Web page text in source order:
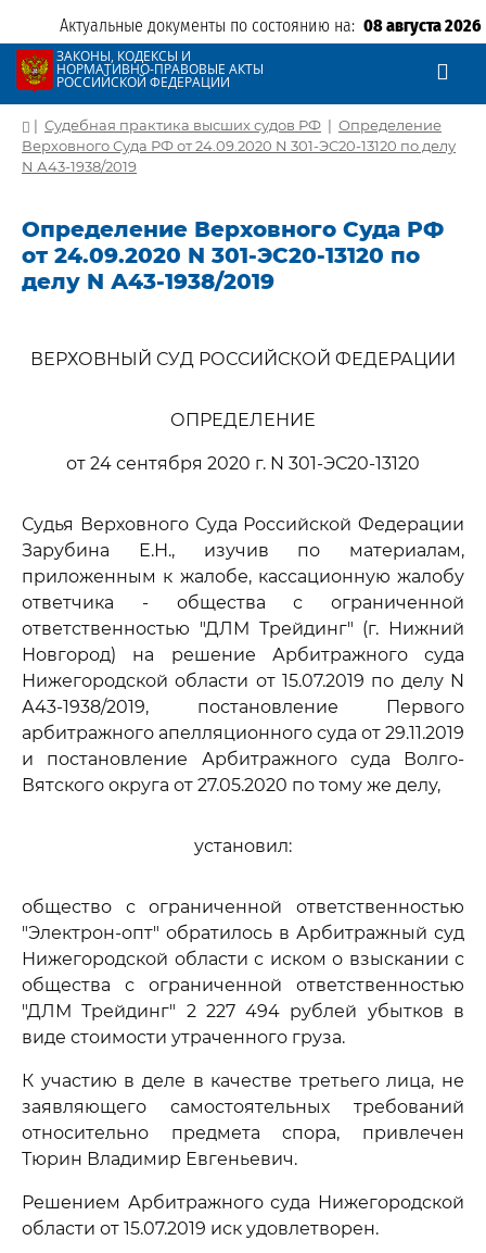
Актуальные документы по состоянию на: 08 августа 2026
ЗАКОНЫ, КОДЕКСЫ И
НОРМАТИВНО-ПРАВОВЫЕ АКТЫ
РОССИЙСКОЙ ФЕДЕРАЦИИ
| Судебная практика высших судов РФ | Определение
Верховного Суда РФ от 24.09.2020 N 301-ЭС20-13120 по делу
N А43-1938/2019
Определение Верховного Суда РФ
от 24.09.2020 N 301-ЭС20-13120 по
делу N А43-1938/2019
ВЕРХОВНЫЙ СУД РОССИЙСКОЙ ФЕДЕРАЦИИ
ОПРЕДЕЛЕНИЕ
от 24 сентября 2020 г. N 301-ЭС20-13120
Судья Верховного Суда Российской Федерации
Зарубина Е.Н., изучив по материалам,
приложенным к жалобе, кассационную жалобу
ответчика - общества с ограниченной
ответственностью "ДЛМ Трейдинг" (г. Нижний
Новгород) на решение Арбитражного суда
Нижегородской области от 15.07.2019 по делу N
А43-1938/2019, постановление Первого
арбитражного апелляционного суда от 29.11.2019
и постановление Арбитражного суда Волго-
Вятского округа от 27.05.2020 по тому же делу,
установил:
общество с ограниченной ответственностью
"Электрон-опт" обратилось в Арбитражный суд
Нижегородской области с иском о взыскании с
общества с ограниченной ответственностью
"ДЛМ Трейдинг" 2 227 494 рублей убытков в
виде стоимости утраченного груза.
К участию в деле в качестве третьего лица, не
заявляющего самостоятельных требований
относительно предмета спора, привлечен
Тюрин Владимир Евгеньевич.
Решением Арбитражного суда Нижегородской
области от 15.07.2019 иск удовлетворен.